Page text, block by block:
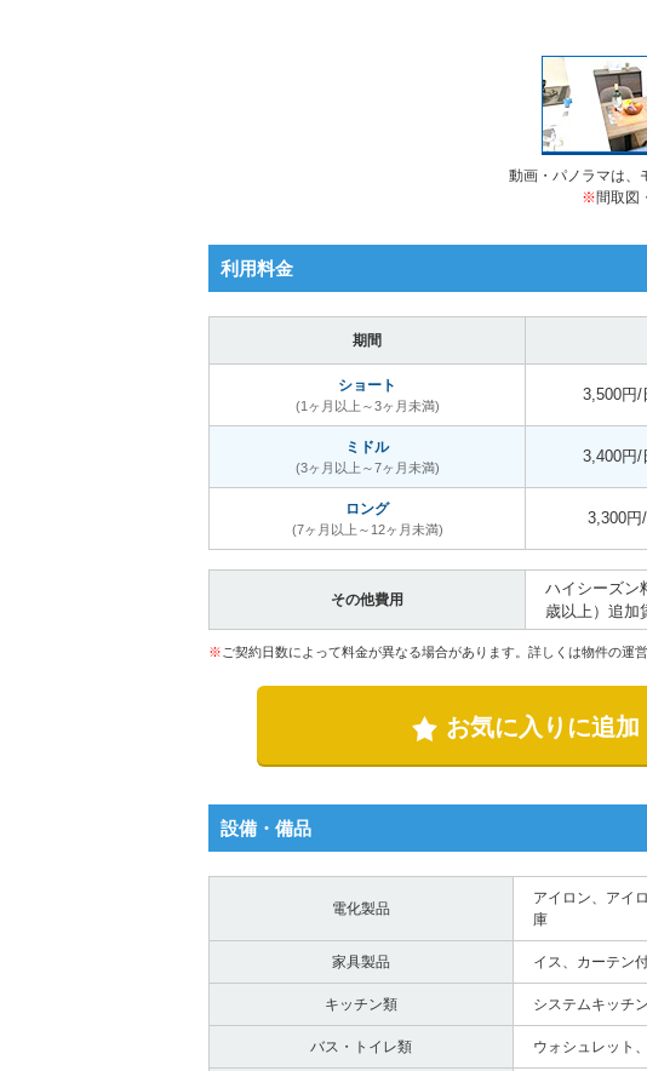
動画・パノラマは、
※間取図
利用料金
期間
ショート
(1ヶ月以上～3ヶ月未満)
3,500円
ミドル
(3ヶ月以上～7ヶ月未満)
3,400円
ロング
(7ヶ月以上～12ヶ月未満)
3,300
その他費用
ハイシーズン
歳以上）追加
※ ご契約日数によって料金が異なる場合があります。詳しくは物件の運
お気に入りに追加
設備・備品
電化製品
アイロン、アイ
庫
家具製品 イス、カーテン
キッチン類 システムキッチ
バス・トイレ類 ウォシュレット